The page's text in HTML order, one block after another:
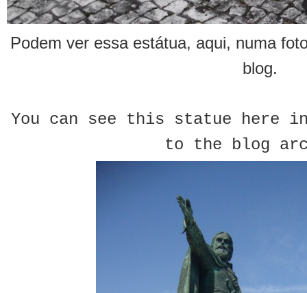
Podem ver essa estátua, aqui, numa
blog.
You can see this statue here
to the blog